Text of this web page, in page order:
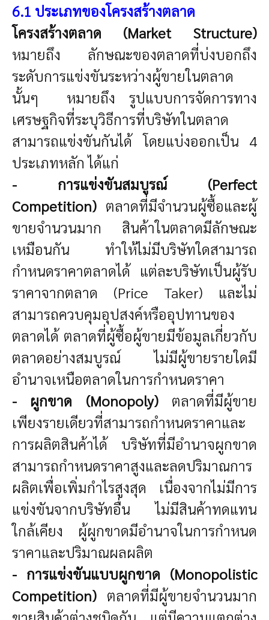
6.1 ประเภทของโครงสร้างตลาด
โครงสร้างตลาด (Market Structure)
หมายถึง ลักษณะของตลาดที่บ่งบอกถึง
ระดับการแข่งขันระหว่างผู้ขายในตลาด
นั้นๆ หมายถึง รูปแบบการจัดการทาง
เศรษฐกิจที่ระบุวิธีการที่บริษัทในตลาด
สามารถแข่งขันกันได้ โดยแบ่งออกเป็น 4
ประเภทหลัก ได้แก่
- การแข่งขันสมบูรณ์ (Perfect
Competition) ตลาดที่มีจำนวนผู้ซื้อและผู้
ขายจำนวนมาก สินค้าในตลาดมีลักษณะ
เหมือนกัน ทำให้ไม่มีบริษัทใดสามารถ
กำหนดราคาตลาดได้ แต่ละบริษัทเป็นผู้รับ
ราคาจากตลาด (Price Taker) และไม่
สามารถควบคุมอุปสงค์หรืออุปทานของ
ตลาดได้ ตลาดที่ผู้ซื้อผู้ขายมีข้อมูลเกี่ยวกับ
ตลาดอย่างสมบูรณ์ ไม่มีผู้ขายรายใดมี
อำนาจเหนือตลาดในการกำหนดราคา
- ผูกขาด (Monopoly)ตลาดที่มีผู้ขาย
เพียงรายเดียวที่สามารถกำหนดราคาและ
การผลิตสินค้าได้ บริษัทที่มีอำนาจผูกขาด
สามารถกำหนดราคาสูงและลดปริมาณการ
ผลิตเพื่อเพิ่มกำไรสูงสุด เนื่องจากไม่มีการ
แข่งขันจากบริษัทอื่น ไม่มีสินค้าทดแทน
ใกล้เคียง ผู้ผูกขาดมีอำนาจในการกำหนด
ราคาและปริมาณผลผลิต
- การแข่งขันแบบผูกขาด (Monopolistic
Competition) ตลาดที่มีผู้ขายจำนวนมาก